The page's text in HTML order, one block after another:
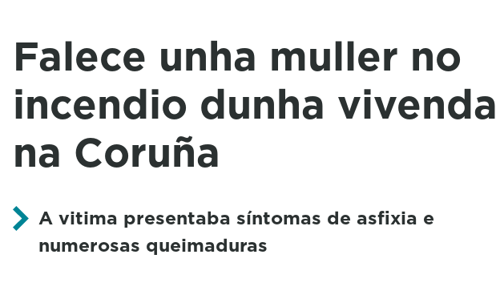
Falece unha muller no
incendio dunha vivenda
na Coruña
A vitima presentaba síntomas de asfixia e
numerosas queimaduras